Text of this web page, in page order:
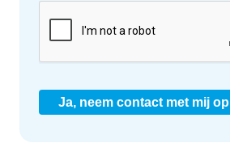
Ja, neem contact met mij op